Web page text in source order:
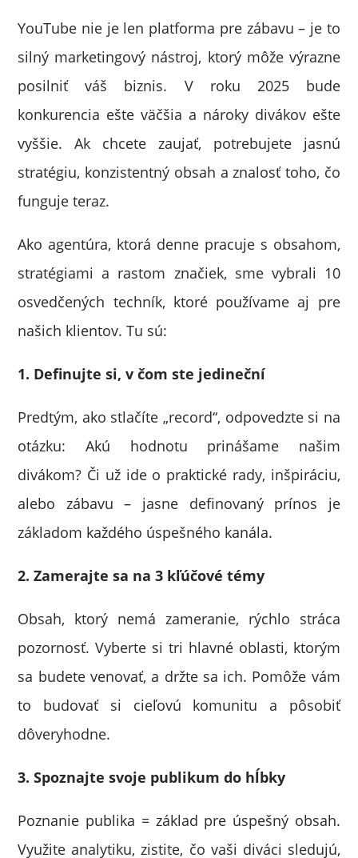
YouTube nie je len platforma pre zábavu – je to
silný marketingový nástroj, ktorý môže výrazne
posilniť váš biznis. V roku 2025 bude
konkurencia ešte väčšia a nároky divákov ešte
vyššie. Ak chcete zaujať, potrebujete jasnú
stratégiu, konzistentný obsah a znalosť toho, čo
funguje teraz.
Ako agentúra, ktorá denne pracuje s obsahom,
stratégiami a rastom značiek, sme vybrali 10
osvedčených techník, ktoré používame aj pre
našich klientov. Tu sú:
1. Definujte si, v čom ste jedineční
Predtým, ako stlačíte „record“, odpovedzte si na
otázku: Akú hodnotu prinášame našim
divákom? Či už ide o praktické rady, inšpiráciu,
alebo zábavu – jasne definovaný prínos je
základom každého úspešného kanála.
2. Zamerajte sa na 3 kľúčové témy
Obsah, ktorý nemá zameranie, rýchlo stráca
pozornosť. Vyberte si tri hlavné oblasti, ktorým
sa budete venovať, a držte sa ich. Pomôže vám
to budovať si cieľovú komunitu a pôsobiť
dôveryhodne.
3. Spoznajte svoje publikum do hĺbky
Poznanie publika = základ pre úspešný obsah.
Využite analytiku, zistite, čo vaši diváci sledujú,